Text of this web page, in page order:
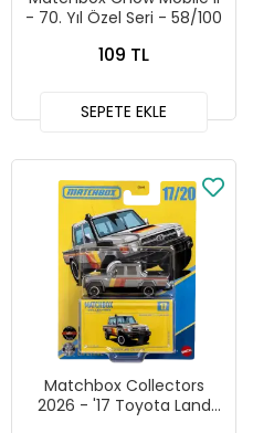
- 70. Yıl Özel Seri - 58/100
109 TL
SEPETE EKLE
Matchbox Collectors
2026 - '17 Toyota Land